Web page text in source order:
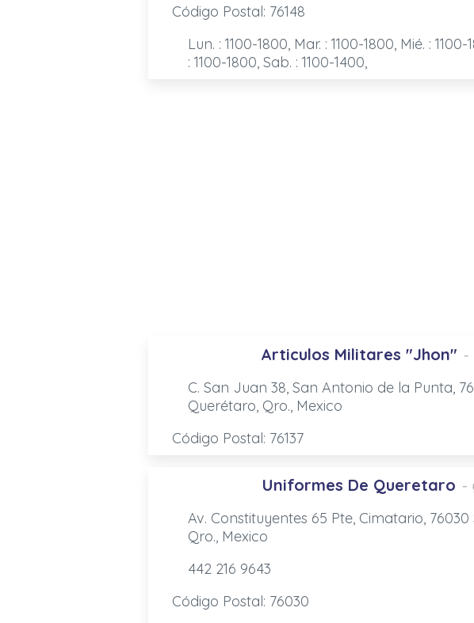
Código Postal: 76148
Lun. : 1100-1800, Mar. : 1100-1800, Mié. :
: 1100-1800, Sab. : 1100-1400,
Articulos Militares "Jhon" -
C. San Juan 38, San Antonio de la Punta,
Querétaro, Qro., Mexico
Código Postal: 76137
Uniformes De Queretaro -
Av. Constituyentes 65 Pte, Cimatario,
Qro., Mexico
442 216 9643
Código Postal: 76030